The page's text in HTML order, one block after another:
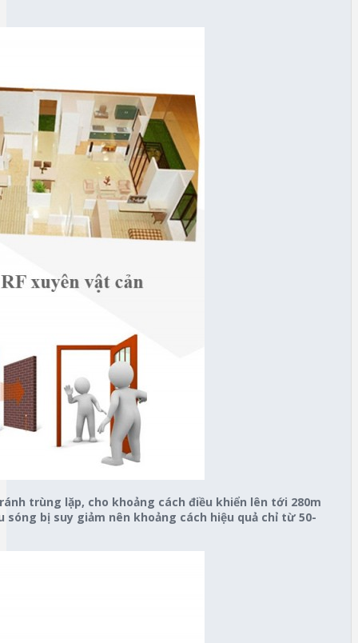
trùng lặp, cho khoảng cách điều khiển lên tới 280m
bị suy giảm nên khoảng cách hiệu quả chỉ từ 50-